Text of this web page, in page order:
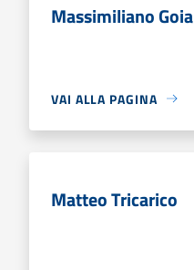
Massimiliano Goia
VAI ALLA PAGINA
Matteo Tricarico